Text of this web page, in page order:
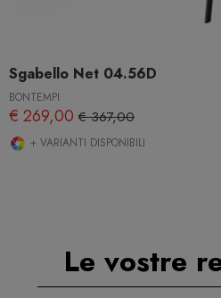
Sgabello Net 04.56D
BONTEMPI
€ 269,00 € 367,00
+ VARIANTI DISPONIBILI
Le vostre